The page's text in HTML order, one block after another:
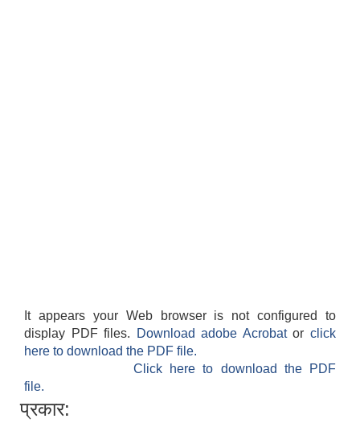
It appears your Web browser is not configured to
display PDF files.
Download adobe Acrobatorclick
here to download the PDF file.
Click here to download the PDF
file.
प्रकार: